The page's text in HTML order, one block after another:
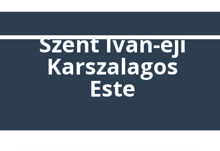
Szent Iván-éji
Karszalagos
Este